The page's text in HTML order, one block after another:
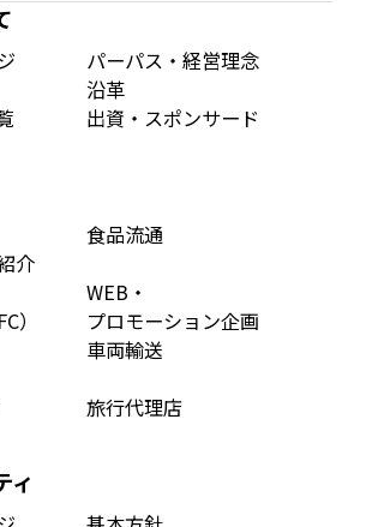
パーパス・経営理念
沿革
出資・スポンサード
介
食品流通
）
WEB・
プロモーション企画
車両輸送
旅行代理店
ィ